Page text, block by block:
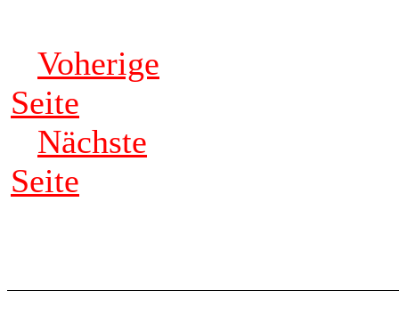
Voherige
Seite
Nächste
Seite